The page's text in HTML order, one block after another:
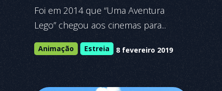
Foi em 2014 que “Uma Aventura
Lego” chegou aos cinemas para...
Animação Estreia 8 fevereiro 2019